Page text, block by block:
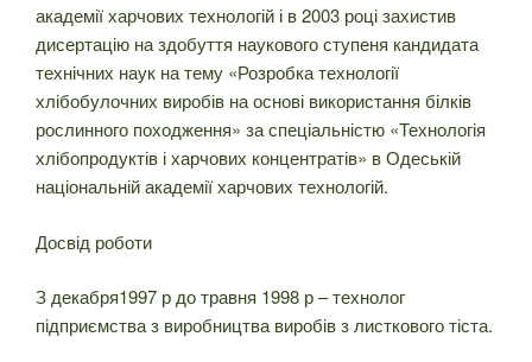
академії харчових технологій і в 2003 році захистив
дисертацію на здобуття наукового ступеня кандидата
технічних наук на тему «Розробка технології
хлібобулочних виробів на основі використання білків
рослинного походження» за спеціальністю «Технологія
хлібопродуктів і харчових концентратів» в Одеській
національній академії харчових технологій.
Досвід роботи
З декабря1997 р до травня 1998 р – технолог
підприємства з виробництва виробів з листкового тіста.